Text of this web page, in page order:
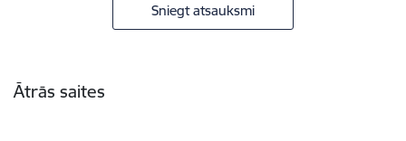
Sniegt atsauksmi
Ātrās saites